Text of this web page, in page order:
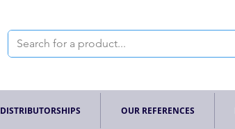
DISTRIBUTORSHIPS OUR REFERENCES